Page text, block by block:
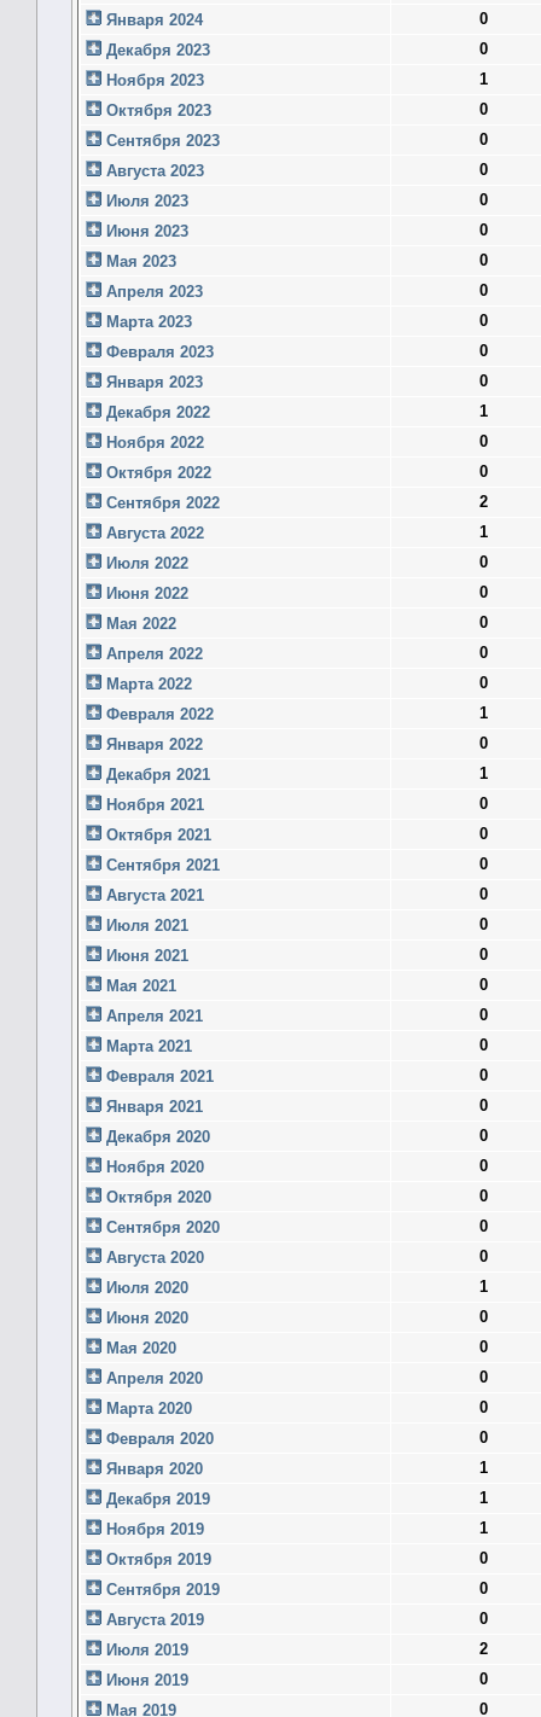
Января 2024
0
Декабря 2023
0
Ноября 2023
1
Октября 2023
0
Сентября 2023
0
Августа 2023
0
Июля 2023
0
Июня 2023
0
Мая 2023
0
Апреля 2023
0
Марта 2023
0
Февраля 2023
0
Января 2023
0
Декабря 2022
1
Ноября 2022
0
Октября 2022
0
Сентября 2022
2
Августа 2022
1
Июля 2022
0
Июня 2022
0
Мая 2022
0
Апреля 2022
0
Марта 2022
0
Февраля 2022
1
Января 2022
0
Декабря 2021
1
Ноября 2021
0
Октября 2021
0
Сентября 2021
0
Августа 2021
0
Июля 2021
0
Июня 2021
0
Мая 2021
0
Апреля 2021
0
Марта 2021
0
Февраля 2021
0
Января 2021
0
Декабря 2020
0
Ноября 2020
0
Октября 2020
0
Сентября 2020
0
Августа 2020
0
Июля 2020
1
Июня 2020
0
Мая 2020
0
Апреля 2020
0
Марта 2020
0
Февраля 2020
0
Января 2020
1
Декабря 2019
1
Ноября 2019
1
Октября 2019
0
Сентября 2019
0
Августа 2019
0
Июля 2019
2
Июня 2019
0
Мая 2019
0